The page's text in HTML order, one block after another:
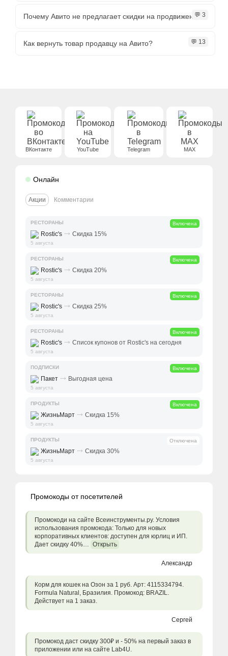
Почему Авито не предлагает скидки на продвижение?
💬 3
Как вернуть товар продавцу на Авито? 💬 13
ВКонтакте YouTube Telegram MAX
Онлайн
Акции Комментарии
РЕСТОРАНЫ Включена
Rostic's ⤑ Скидка 15%
5 августа
РЕСТОРАНЫ Включена
Rostic's ⤑ Скидка 20%
5 августа
РЕСТОРАНЫ Включена
Rostic's ⤑ Скидка 25%
5 августа
РЕСТОРАНЫ Включена
Rostic's ⤑ Список купонов от Rostic's на сегодня
5 августа
ПОДПИСКИ Включена
Пакет ⤑ Выгодная цена
5 августа
ПРОДУКТЫ Включена
ЖизньМарт ⤑ Скидка 15%
5 августа
ПРОДУКТЫ Отключена
ЖизньМарт ⤑ Скидка 30%
5 августа
Промокоды от посетителей
Промокоди на сайте Всеинструменты.ру. Условия
использования промокода: Только для новых
корпоративных клиентов: доступен для юрлиц и ИП.
Дает скидку 40%… Открыть
Александр
Корм для кошек на Озон за 1 руб. Арт: 4115334794.
Formula Natural, Бразилия. Промокод: BRAZIL.
Действует на 1 заказ.
Сергей
Промокод даст скидку 300₽ и - 50% на первый заказ в
приложении или на сайте Lab4U.